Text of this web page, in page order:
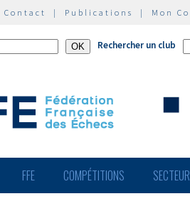
Contact | Publications | Mon
Rechercher un club
FFE COMPÉTITIONS